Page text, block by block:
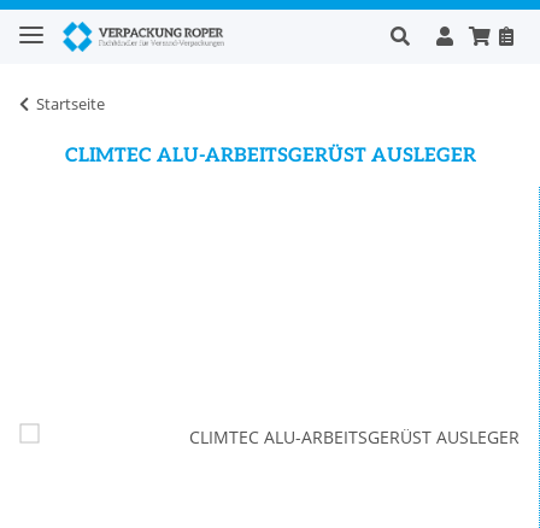
Startseite
CLIMTEC ALU-ARBEITSGERÜST AUSLEGER